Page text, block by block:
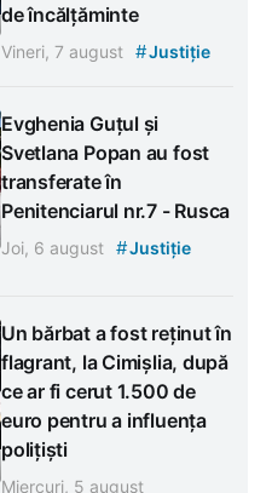
de încălțăminte
Vineri, 7 august #Justiție
Evghenia Guțul și
Svetlana Popan au fost
transferate în
Penitenciarul nr.7 - Rusca
Joi, 6 august #Justiție
Un bărbat a fost reținut în
flagrant, la Cimișlia, după
ce ar fi cerut 1.500 de
euro pentru a influența
polițiști
Miercuri, 5 august